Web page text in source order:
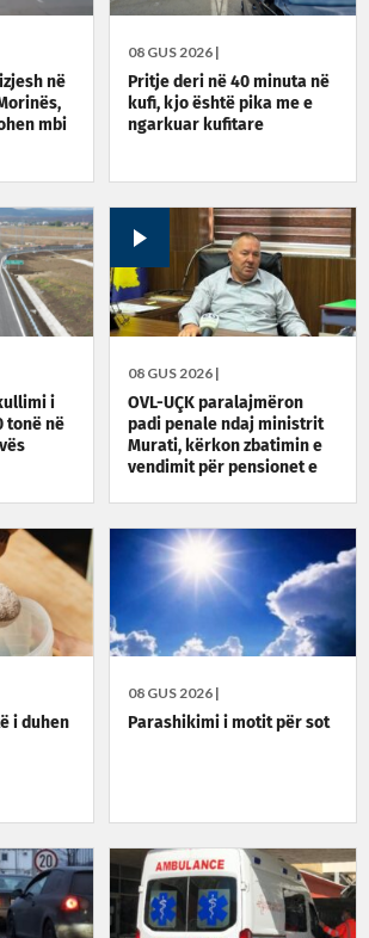
në
mbi
08 GUS 2026 |
Pritje deri në 40 minuta në
kufi, kjo është pika me e
ngarkuar kufitare
i
tonë në
08 GUS 2026 |
OVL-UÇK paralajmëron
padi penale ndaj ministrit
Murati, kërkon zbatimin e
vendimit për pensionet e
i duhen
08 GUS 2026 |
Parashikimi i motit për sot